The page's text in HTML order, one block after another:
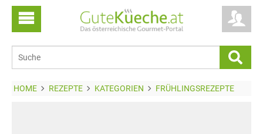
HOME REZEPTE KATEGORIEN FRÜHLINGSREZEPTE